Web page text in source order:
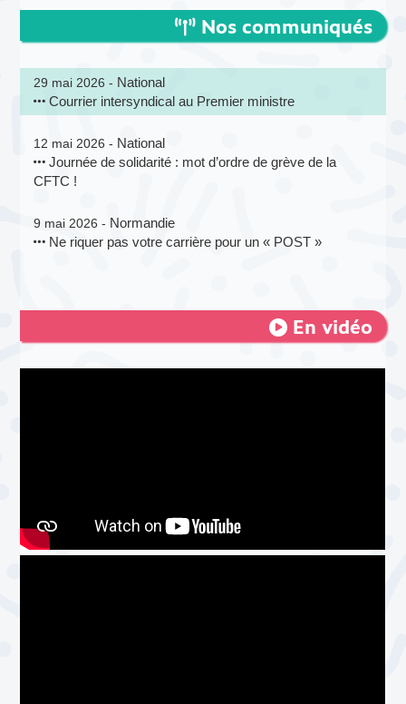
Nos communiqués
29 mai 2026 - National
Courrier intersyndical au Premier ministre
12 mai 2026 - National
Journée de solidarité : mot d’ordre de grève de la
CFTC !
9 mai 2026 - Normandie
Ne riquer pas votre carrière pour un « POST »
En vidéo